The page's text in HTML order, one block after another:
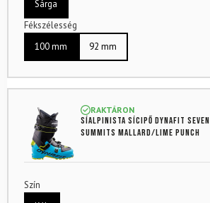
Sárga
Fékszélesség
100 mm
92 mm
RAKTÁRON
Síalpinista sícipő DYNAFIT Seven
Summits Mallard/Lime Punch
Szín